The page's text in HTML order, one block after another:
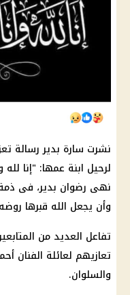
نشرت سارة بدير رسالة
لرحيل ابنة عمها: "إنا لله
نهى رضوان بدير، فى ذمة
وأن يجعل الله قبرها
تفاعل العديد من
تعازيهم لعائلة الفنان
والسلوان.